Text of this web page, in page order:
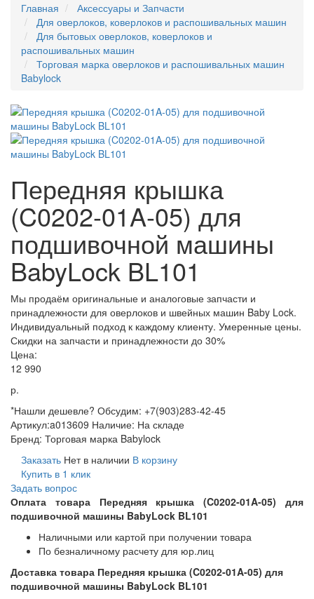
Главная
Аксессуары и Запчасти
Для оверлоков, коверлоков и распошивальных машин
Для бытовых оверлоков, коверлоков и
распошивальных машин
Торговая марка оверлоков и распошивальных машин
Babylock
Передняя крышка
(C0202-01A-05) для
подшивочной машины
BabyLock BL101
Мы продаём оригинальные и аналоговые запчасти и
принадлежности для оверлоков и швейных машин Baby Lock.
Индивидуальный подход к каждому клиенту. Умеренные цены.
Скидки на запчасти и принадлежности до 30%
Цена:
12 990
р.
*Нашли дешевле? Обсудим: +7(903)283-42-45
Артикул:a013609 Наличие: На складе
Бренд: Торговая марка Babylock
Заказать Нет в наличии В корзину
Купить в 1 клик
Задать вопрос
Оплата товара Передняя крышка (C0202-01A-05) для
подшивочной машины BabyLock BL101
Наличными или картой при получении товара
По безналичному расчету для юр.лиц
Доставка товара Передняя крышка (C0202-01A-05) для
подшивочной машины BabyLock BL101